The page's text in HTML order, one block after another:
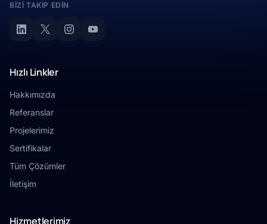
BIZI TAKIP EDIN
Hızlı Linkler
Hakkımızda
Referanslar
Projelerimiz
Sertifikalar
Tüm Çözümler
İletişim
Hizmetlerimiz